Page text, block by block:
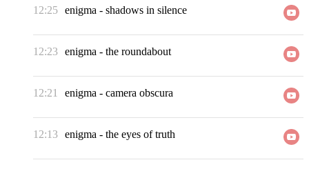
12:25 enigma - shadows in silence
12:23 enigma - the roundabout
12:21 enigma - camera obscura
12:13 enigma - the eyes of truth